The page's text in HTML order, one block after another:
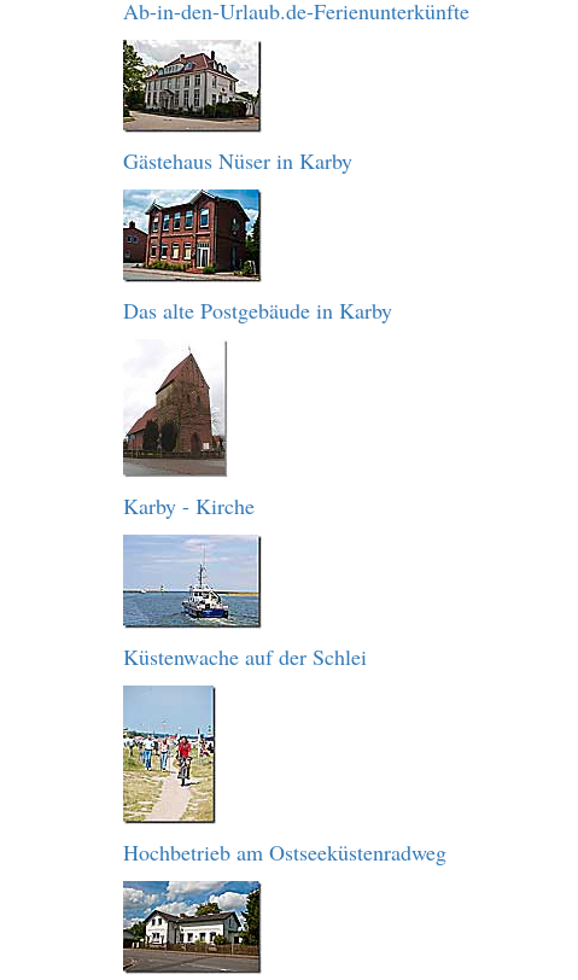
Ab-in-den-Urlaub.de-Ferienunterkünfte
Gästehaus Nüser in Karby
Das alte Postgebäude in Karby
Karby - Kirche
Küstenwache auf der Schlei
Hochbetrieb am Ostseeküstenradweg